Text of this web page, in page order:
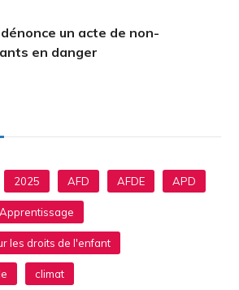
dénonce un acte de non-
en danger
2025 AFD AFDE APD
Apprentissage
les droits de l'enfant
climat